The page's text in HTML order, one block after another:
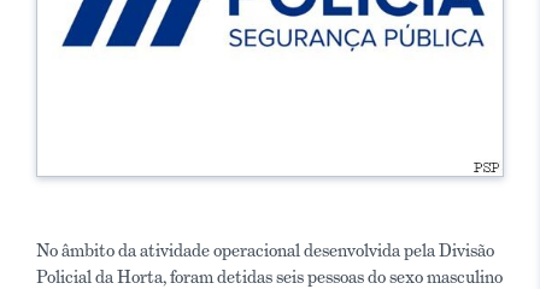
No âmbito da atividade operacional desenvolvida pela Divisão
Policial da Horta, foram detidas seis pessoas do sexo masculino